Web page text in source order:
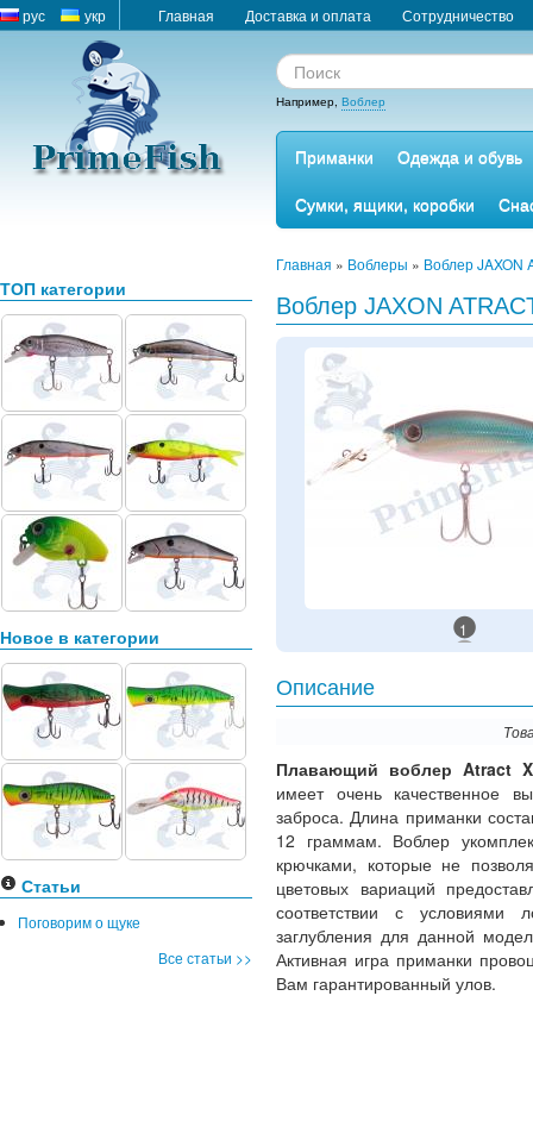
рус укр Главная Доставка и оплата Сотрудничество
Например, Воблер
Приманки
Одежда и обувь
Сумки, ящики, коробки
ТОП категории
Новое в категории
Статьи
Поговорим о щуке
Все статьи >>
Главная » Воблеры » Воблер JAXON
Воблер JAXON
1
Описание
Плавающий воблер Atract
имеет очень качественное
заброса. Длина приманки
12 граммам. Воблер
крючками, которые не
цветовых вариаций
соответствии с условиями
заглубления для данной
Активная игра приманки
Вам гарантированный улов.